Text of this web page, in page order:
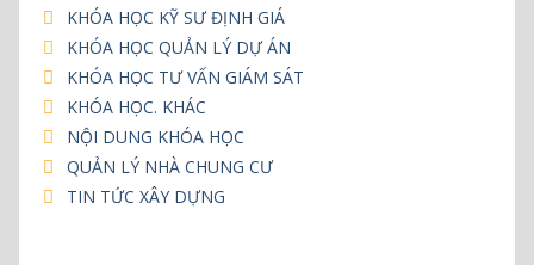
g
a
t
o
KHÓA HỌC KỸ SƯ ĐỊNH GIÁ
KHÓA HỌC QUẢN LÝ DỰ ÁN
KHÓA HỌC TƯ VẤN GIÁM SÁT
KHÓA HỌC. KHÁC
NỘI DUNG KHÓA HỌC
QUẢN LÝ NHÀ CHUNG CƯ
TIN TỨC XÂY DỰNG